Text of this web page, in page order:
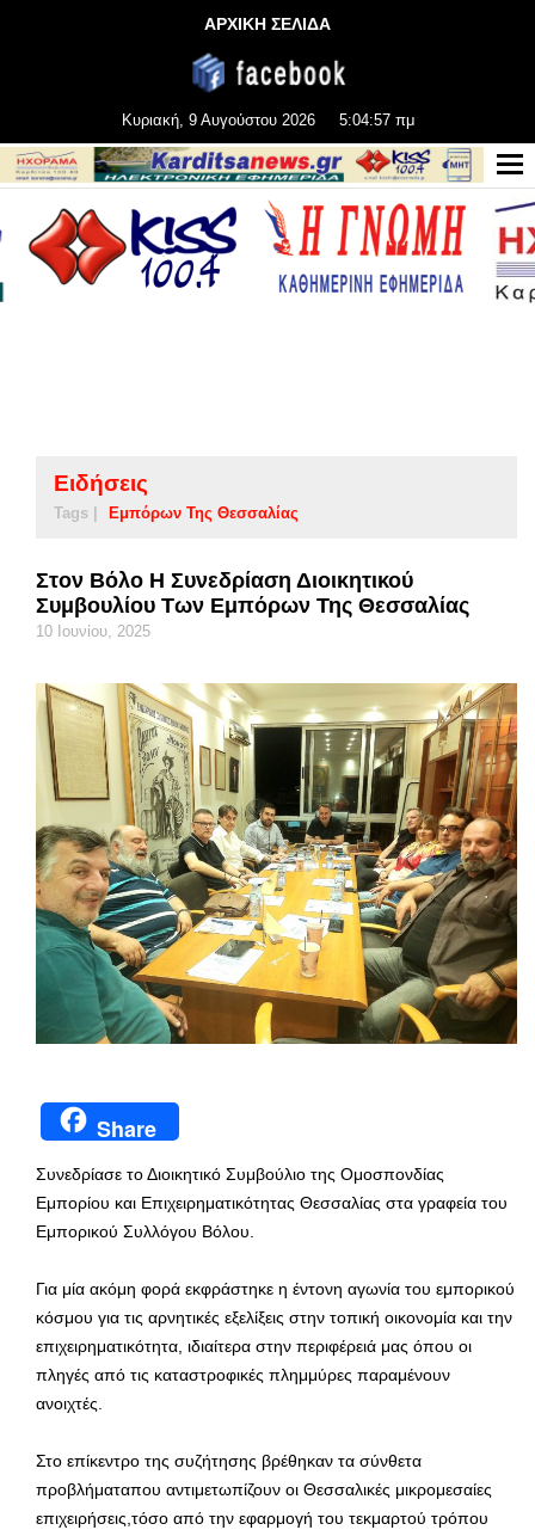
ΑΡΧΙΚΗ ΣΕΛΙΔΑ
Κυριακή, 9 Αυγούστου 2026 5:04:58 πμ
Ειδήσεις
Tags | Εμπόρων Της Θεσσαλίας
Στον Βόλο Η Συνεδρίαση Διοικητικού
Συμβουλίου Των Εμπόρων Της Θεσσαλίας
10 Ιουνίου, 2025
Share
Συνεδρίασε το Διοικητικό Συμβούλιο της Ομοσπονδίας
Εμπορίου και Επιχειρηματικότητας Θεσσαλίας στα γραφεία του
Εμπορικού Συλλόγου Βόλου.
Για μία ακόμη φορά εκφράστηκε η έντονη αγωνία του εμπορικού
κόσμου για τις αρνητικές εξελίξεις στην τοπική οικονομία και την
επιχειρηματικότητα, ιδιαίτερα στην περιφέρειά μας όπου οι
πληγές από τις καταστροφικές πλημμύρες παραμένουν
ανοιχτές.
Στο επίκεντρο της συζήτησης βρέθηκαν τα σύνθετα
προβλήματαπου αντιμετωπίζουν οι Θεσσαλικές μικρομεσαίες
επιχειρήσεις,τόσο από την εφαρμογή του τεκμαρτού τρόπου